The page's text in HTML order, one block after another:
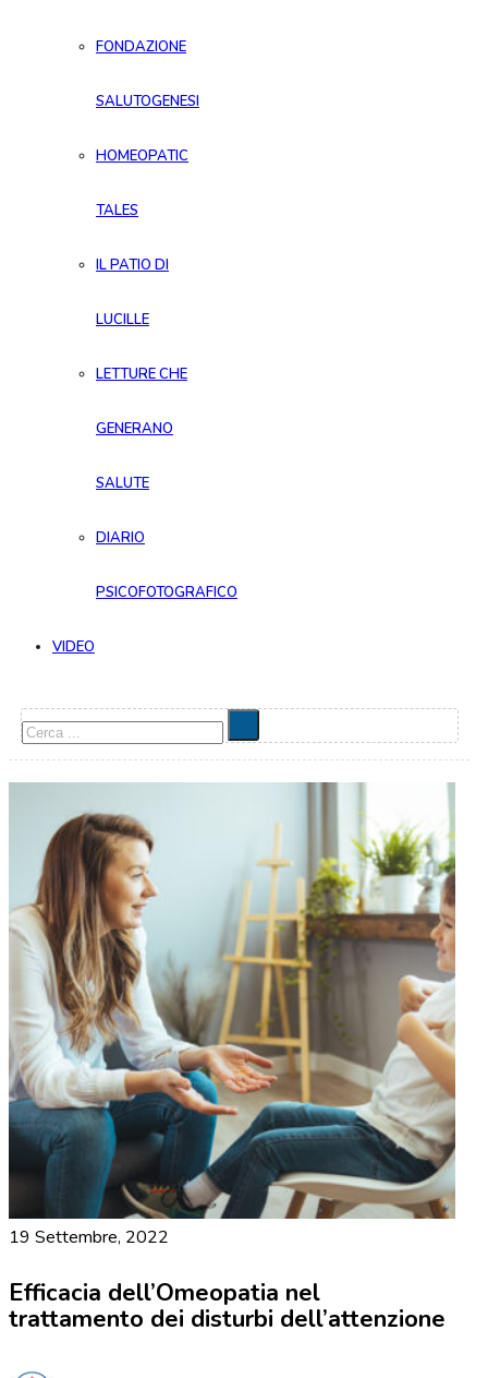
FONDAZIONE
SALUTOGENESI
HOMEOPATIC
TALES
IL PATIO DI
LUCILLE
LETTURE CHE
GENERANO
SALUTE
DIARIO
PSICOFOTOGRAFICO
VIDEO
Cerca
19 Settembre, 2022
Efficacia dell’Omeopatia nel
trattamento dei disturbi dell’attenzione